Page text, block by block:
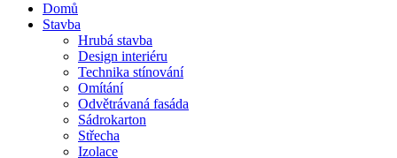
Marcus blog
Stavebné profily, náradie, izolácie
Domů
Stavba
Hrubá stavba
Design interiéru
Technika stínování
Omítání
Odvětrávaná fasáda
Sádrokarton
Střecha
Izolace